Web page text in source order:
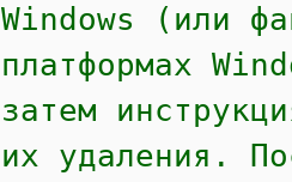
Windows (или
платформах
затем
их удаления.